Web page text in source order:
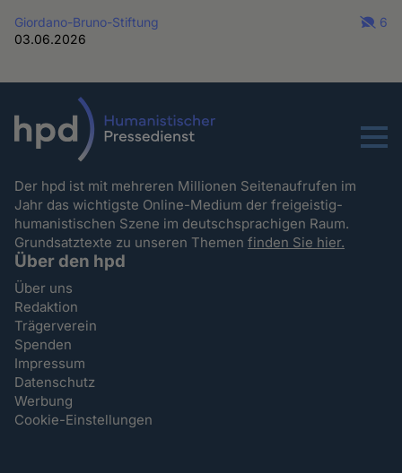
Giordano-Bruno-Stiftung
03.06.2026
6
Menu
Der hpd ist mit mehreren Millionen Seitenaufrufen im
Jahr das wichtigste Online-Medium der freigeistig-
humanistischen Szene im deutschsprachigen Raum.
Grundsatztexte zu unseren Themenfinden Sie hier.
Über den hpd
Über uns
Redaktion
Trägerverein
Spenden
Impressum
Datenschutz
Werbung
Cookie-Einstellungen